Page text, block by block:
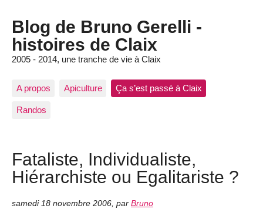
Blog de Bruno Gerelli -
histoires de Claix
2005 - 2014, une tranche de vie à Claix
A propos Apiculture Ça s’est passé à Claix
Randos
Fataliste, Individualiste,
Hiérarchiste ou Egalitariste ?
samedi 18 novembre 2006 par Bruno